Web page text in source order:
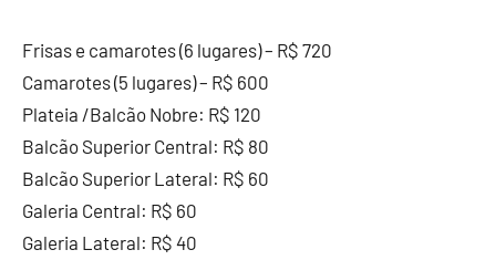
Frisas e camarotes (6 lugares) – R$ 720
Camarotes (5 lugares) – R$ 600
Plateia /Balcão Nobre: R$ 120
Balcão Superior Central: R$ 80
Balcão Superior Lateral: R$ 60
Galeria Central: R$ 60
Galeria Lateral: R$ 40